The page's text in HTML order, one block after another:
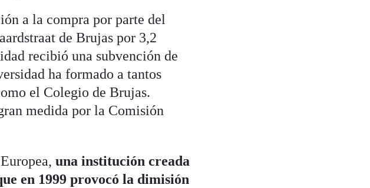
a la compra por parte del
de Brujas por 3,2
recibió una subvención de
ha formado a tantos
el Colegio de Brujas.
medida por la Comisión
una institución creada
en 1999 provocó la dimisión